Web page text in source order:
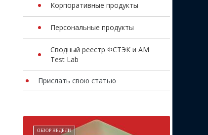
Корпоративные продукты
Персональные продукты
Сводный реестр ФСТЭК и AM
Test Lab
Прислать свою статью
ОБЗОР НЕДЕЛИ